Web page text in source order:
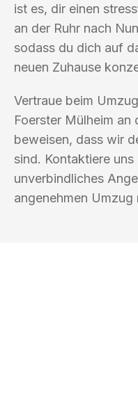
ist es, dir einen
an der Ruhr nach
sodass du dich auf
neuen Zuhause
Vertraue beim
Foerster Mülheim an
beweisen, dass wir
sind. Kontaktiere
unverbindliches
angenehmen Umzug